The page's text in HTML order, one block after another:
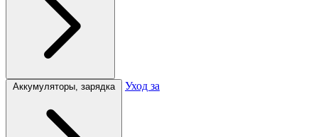
Аккумуляторы, зарядка Уход за